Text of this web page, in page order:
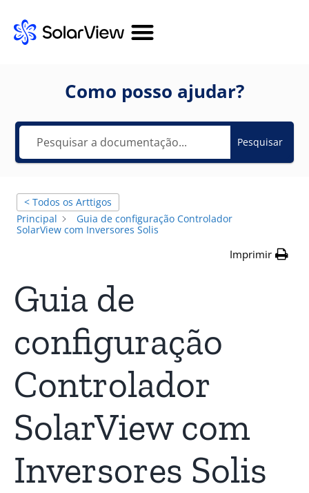
Como posso ajudar?
Pesquisar
< Todos os Arttigos
Principal
Guia de configuração Controlador
SolarView com Inversores Solis
Imprimir
Guia de
configuração
Controlador
SolarView com
Inversores Solis